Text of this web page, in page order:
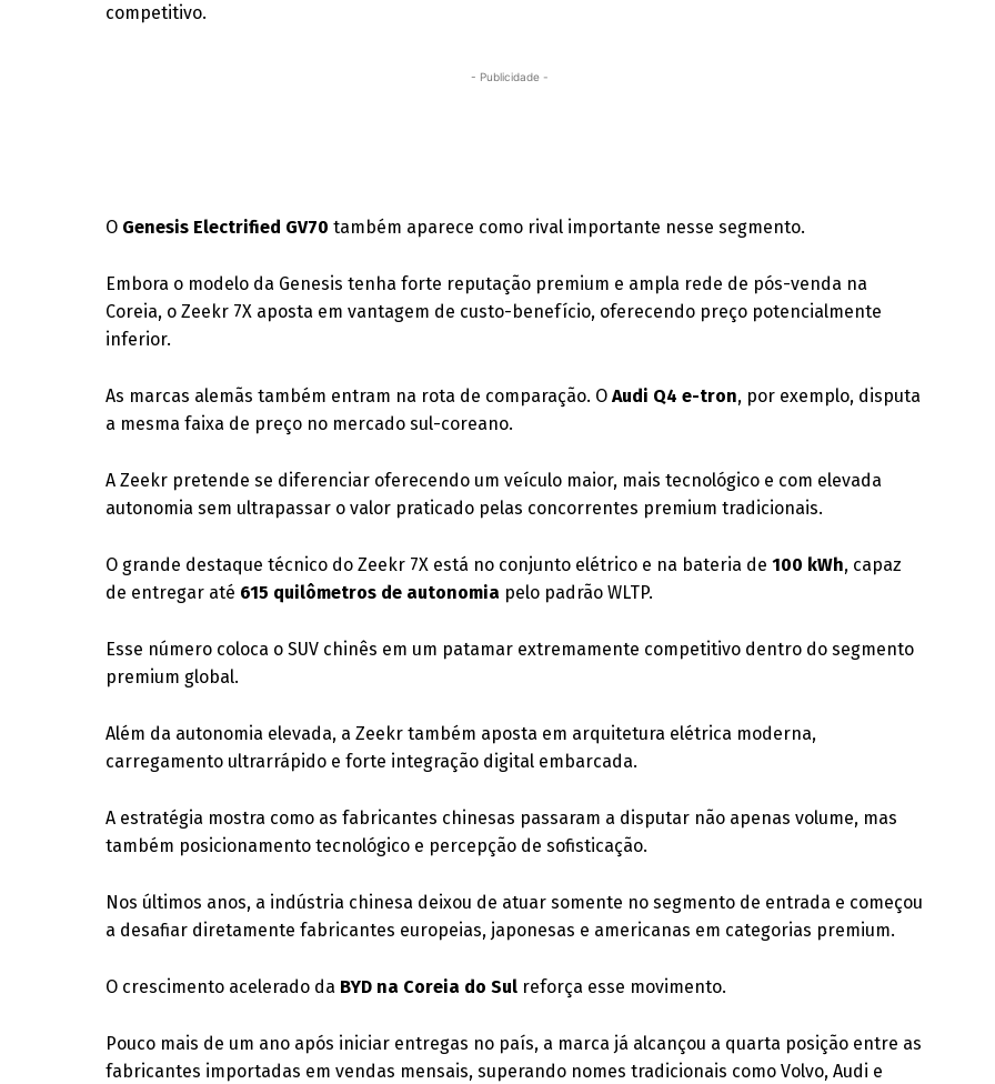
competitivo.
- Publicidade -
O Genesis Electrified GV70 também aparece como rival importante nesse segmento.
Embora o modelo da Genesis tenha forte reputação premium e ampla rede de pós-venda na
Coreia, o Zeekr 7X aposta em vantagem de custo-benefício, oferecendo preço potencialmente
inferior.
As marcas alemãs também entram na rota de comparação. OAudi Q4 e-tron, por exemplo, disputa
a mesma faixa de preço no mercado sul-coreano.
A Zeekr pretende se diferenciar oferecendo um veículo maior, mais tecnológico e com elevada
autonomia sem ultrapassar o valor praticado pelas concorrentes premium tradicionais.
O grande destaque técnico do Zeekr 7X está no conjunto elétrico e na bateria de100 kWh, capaz
de entregar até 615 quilômetros de autonomia pelo padrão WLTP.
Esse número coloca o SUV chinês em um patamar extremamente competitivo dentro do segmento
premium global.
Além da autonomia elevada, a Zeekr também aposta em arquitetura elétrica moderna,
carregamento ultrarrápido e forte integração digital embarcada.
A estratégia mostra como as fabricantes chinesas passaram a disputar não apenas volume, mas
também posicionamento tecnológico e percepção de sofisticação.
Nos últimos anos, a indústria chinesa deixou de atuar somente no segmento de entrada e começou
a desafiar diretamente fabricantes europeias, japonesas e americanas em categorias premium.
O crescimento acelerado da BYD na Coreia do Sul reforça esse movimento.
Pouco mais de um ano após iniciar entregas no país, a marca já alcançou a quarta posição entre as
fabricantes importadas em vendas mensais, superando nomes tradicionais como Volvo, Audi e